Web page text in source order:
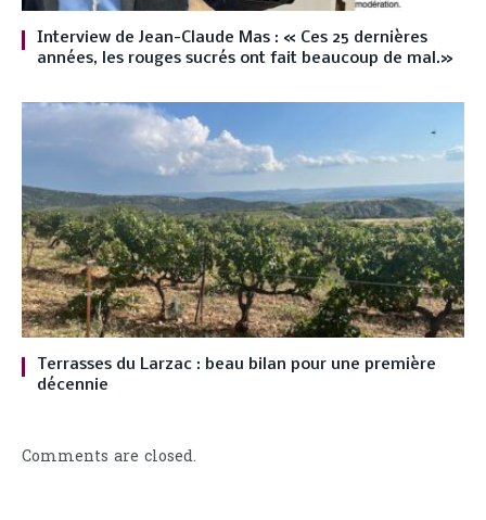
Interview de Jean-Claude Mas : « Ces 25 dernières
années, les rouges sucrés ont fait beaucoup de mal.»
Terrasses du Larzac : beau bilan pour une première
décennie
Comments are closed.